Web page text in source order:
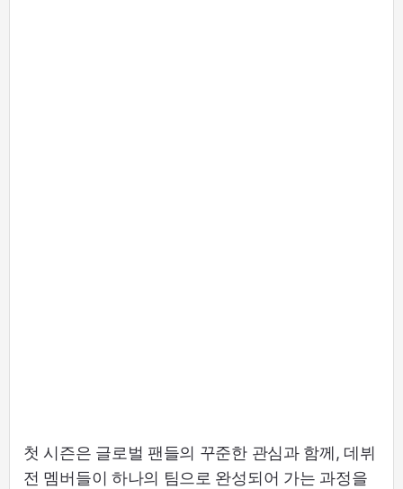
첫 시즌은 글로벌 팬들의 꾸준한 관심과 함께, 데뷔
전 멤버들이 하나의 팀으로 완성되어 가는 과정을